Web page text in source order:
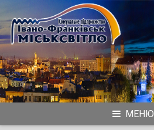
to
content
МЕНЮ